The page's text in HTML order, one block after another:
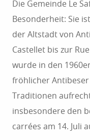
Die Gemeinde Le
Besonderheit: Sie
der Altstadt von
Castellet bis zur
wurde in den
fröhlicher
Traditionen
insbesondere den
carrées am 14. Juli